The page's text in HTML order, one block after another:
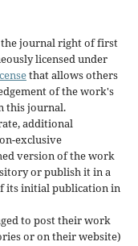
journal right of first
licensed under
that allows others
of the work's
this journal.
additional
exclusive
version of the work
or publish it in a
its initial publication in
to post their work
or on their website)